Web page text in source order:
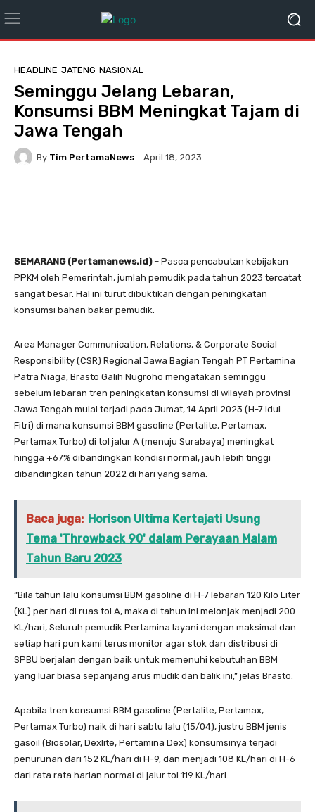
HEADLINE JATENG NASIONAL
Seminggu Jelang Lebaran,
Konsumsi BBM Meningkat Tajam di
Jawa Tengah
By Tim PertamaNews April 18, 2023
SEMARANG (Pertamanews.id) – Pasca pencabutan kebijakan
PPKM oleh Pemerintah, jumlah pemudik pada tahun 2023 tercatat
sangat besar. Hal ini turut dibuktikan dengan peningkatan
konsumsi bahan bakar pemudik.
Area Manager Communication, Relations, & Corporate Social
Responsibility (CSR) Regional Jawa Bagian Tengah PT Pertamina
Patra Niaga, Brasto Galih Nugroho mengatakan seminggu
sebelum lebaran tren peningkatan konsumsi di wilayah provinsi
Jawa Tengah mulai terjadi pada Jumat, 14 April 2023 (H-7 Idul
Fitri) di mana konsumsi BBM gasoline (Pertalite, Pertamax,
Pertamax Turbo) di tol jalur A (menuju Surabaya) meningkat
hingga +67% dibandingkan kondisi normal, jauh lebih tinggi
dibandingkan tahun 2022 di hari yang sama.
Baca juga: Horison Ultima Kertajati Usung
Tema 'Throwback 90' dalam Perayaan Malam
Tahun Baru 2023
“Bila tahun lalu konsumsi BBM gasoline di H-7 lebaran 120 Kilo Liter
(KL) per hari di ruas tol A, maka di tahun ini melonjak menjadi 200
KL/hari, Seluruh pemudik Pertamina layani dengan maksimal dan
setiap hari pun kami terus monitor agar stok dan distribusi di
SPBU berjalan dengan baik untuk memenuhi kebutuhan BBM
yang luar biasa sepanjang arus mudik dan balik ini,” jelas Brasto.
Apabila tren konsumsi BBM gasoline (Pertalite, Pertamax,
Pertamax Turbo) naik di hari sabtu lalu (15/04), justru BBM jenis
gasoil (Biosolar, Dexlite, Pertamina Dex) konsumsinya terjadi
penurunan dari 152 KL/hari di H-9, dan menjadi 108 KL/hari di H-6
dari rata rata harian normal di jalur tol 119 KL/hari.